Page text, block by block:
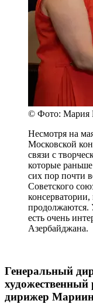
© Фото: Мария
Несмотря на
Московской
связи с
которые
сих пор почти
Советского
консерватории,
продолжаются.
есть очень
Азербайджана.
Генеральный
художественный
дирижер